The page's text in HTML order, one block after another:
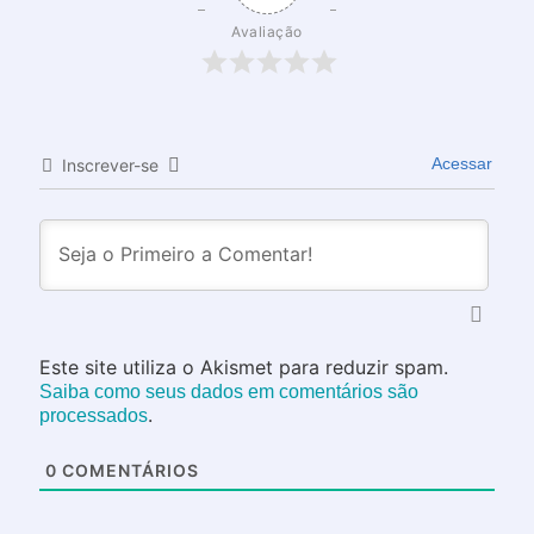
Avaliação
Inscrever-se Acessar
Este site utiliza o Akismet para reduzir spam.
Saiba como seus dados em comentários são
processados.
0 COMENTÁRIOS